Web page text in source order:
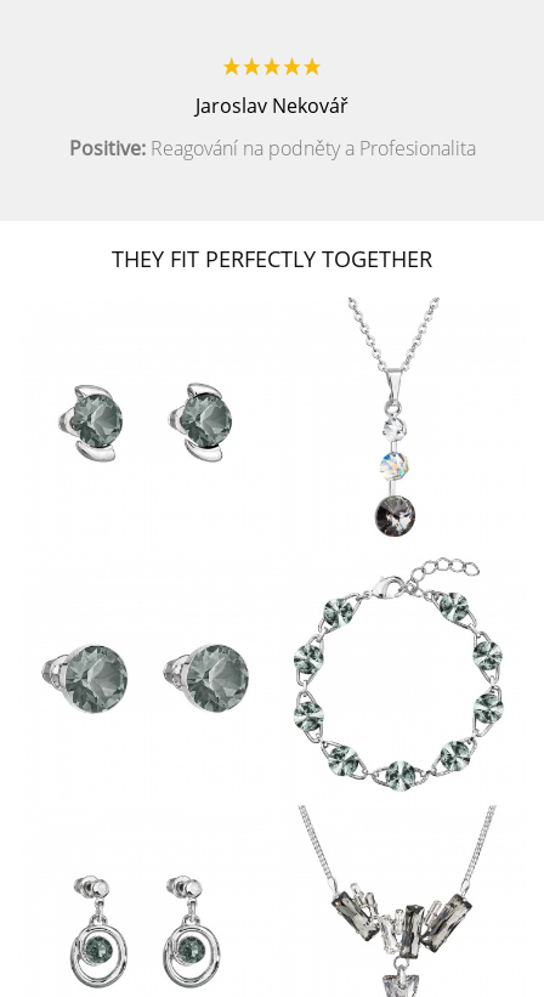
Jaroslav Nekovář
Positive:Reagování na podněty a Profesionalita
THEY FIT PERFECTLY TOGETHER